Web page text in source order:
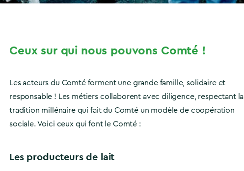
Ceux sur qui nous pouvons Comté !
Les acteurs du Comté forment une grande famille, solidaire et
responsable ! Les métiers collaborent avec diligence, respectant la
tradition millénaire qui fait du Comté un modèle de coopération
sociale. Voici ceux qui font le Comté :
Les producteurs de lait